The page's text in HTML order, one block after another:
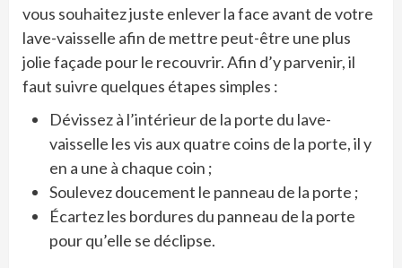
vous souhaitez juste enlever la face avant de votre
lave-vaisselle afin de mettre peut-être une plus
jolie façade pour le recouvrir. Afin d’y parvenir, il
faut suivre quelques étapes simples :
Dévissez à l’intérieur de la porte du lave-
vaisselle les vis aux quatre coins de la porte, il y
en a une à chaque coin ;
Soulevez doucement le panneau de la porte ;
Écartez les bordures du panneau de la porte
pour qu’elle se déclipse.